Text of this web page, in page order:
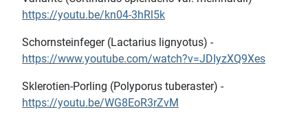
https://youtu.be/kn04-3hRl5k
Schornsteinfeger (Lactarius lignyotus) -
https://www.youtube.com/watch?v=JDIyzXQ9Xes
Sklerotien-Porling (Polyporus tuberaster) -
https://youtu.be/WG8EoR3rZvM